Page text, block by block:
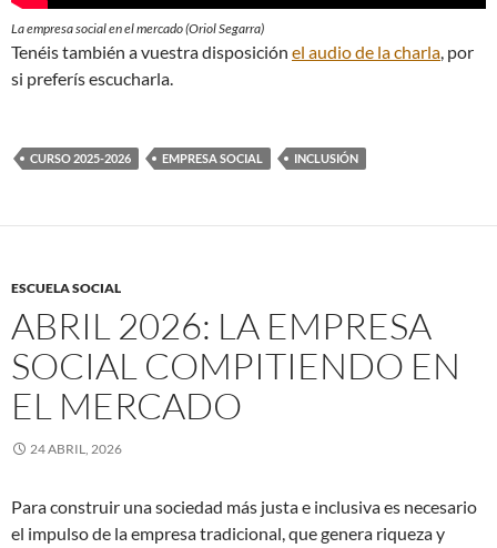
La empresa social en el mercado (Oriol Segarra)
Tenéis también a vuestra disposición el audio de la charla, por
si preferís escucharla.
CURSO 2025-2026 EMPRESA SOCIAL INCLUSIÓN
ESCUELA SOCIAL
ABRIL 2026: LA EMPRESA
SOCIAL COMPITIENDO EN
EL MERCADO
24 ABRIL, 2026
Para construir una sociedad más justa e inclusiva es necesario
el impulso de la empresa tradicional, que genera riqueza y